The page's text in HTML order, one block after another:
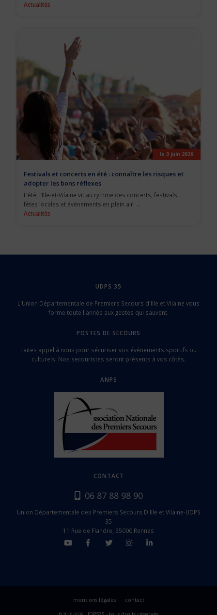
Actualités
le 3 juin 2026
Festivals et concerts en été : connaître les risques et
adopter les bons réflexes
L’été, l’Ille-et-Vilaine vit au rythme des concerts, festivals,
fêtes locales et événements en plein air. ...
Actualités
UDPS 35
L'Union Départementale de Premiers Secours d'Ille et Vilaine vous
forme toute l'année aux gestes qui sauvent.
POSTES DE SECOURS
Faites appel à nous pour sécuriser vos événements sportifs ou
culturels. Nos secouristes seront présents à vos côtés.
ANPS
CONTACT
06 87 88 98 90
Union Départementale des Premiers Secours D'Ille et Vilaine-UDPS
35
11 Rue de Flandre, 35000 Rennes
mentions légales contact